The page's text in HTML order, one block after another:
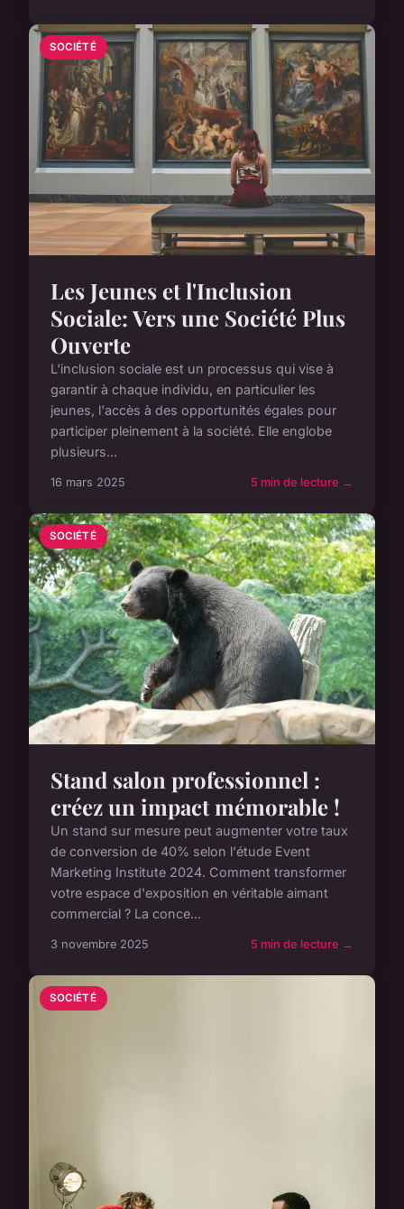
SOCIÉTÉ
Les Jeunes et l'Inclusion
Sociale: Vers une Société Plus
Ouverte
L'inclusion sociale est un processus qui vise à
garantir à chaque individu, en particulier les
jeunes, l'accès à des opportunités égales pour
participer pleinement à la société. Elle englobe
plusieurs...
16 mars 2025 5 min de lecture →
SOCIÉTÉ
Stand salon professionnel :
créez un impact mémorable !
Un stand sur mesure peut augmenter votre taux
de conversion de 40% selon l'étude Event
Marketing Institute 2024. Comment transformer
votre espace d'exposition en véritable aimant
commercial ? La conce...
3 novembre 2025 5 min de lecture →
SOCIÉTÉ